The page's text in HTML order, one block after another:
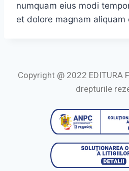
numquam eius modi
et dolore magnam
Copyright @ 2022 EDITURA
drepturile